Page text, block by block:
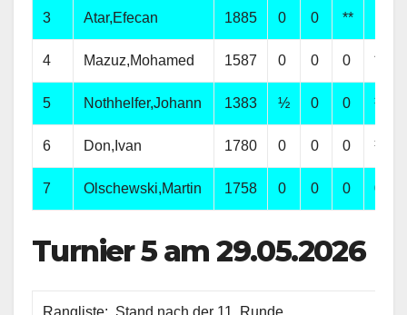
3 Atar,Efecan 1885 0 0 **
4 Mazuz,Mohamed 1587 0 0 0 **
5 Nothhelfer,Johann 1383 ½ 0 0 ½
6 Don,Ivan 1780 0 0 0 ½
7 Olschewski,Martin 1758 0 0 0 0
Turnier 5 am 29.05.2026
Rangliste: Stand nach der 11. Runde